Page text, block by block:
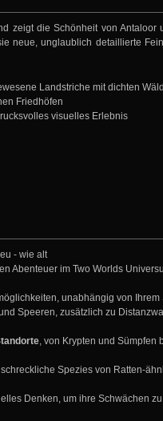
zeigt die Schönheit von Antaloor
neue, unglaublich detaillierte
Landstriche mit dichten
Friedhöfen
visuelles Erlebnis
- wie alt
Abenteuer im Two Worlds
unabhängig von Ihrem
Speeren, zusätzlich zu
, von Krypten und Sümpfen
Spezies von Ratten-
Denken, um ihre Schwächen